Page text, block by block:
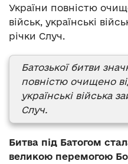
України повністю
військ, українські
річки Случ.
Батозької битви
повністю очищено
українські війська
Случ.
Битва під Батогом
великою перемогою